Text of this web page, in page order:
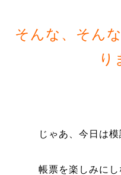
そんな、そん
り
じゃあ、今日は
帳票を楽しみに